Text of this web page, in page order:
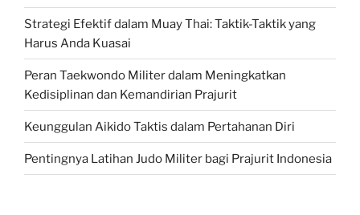
Strategi Efektif dalam Muay Thai: Taktik-Taktik yang
Harus Anda Kuasai
Peran Taekwondo Militer dalam Meningkatkan
Kedisiplinan dan Kemandirian Prajurit
Keunggulan Aikido Taktis dalam Pertahanan Diri
Pentingnya Latihan Judo Militer bagi Prajurit Indonesia